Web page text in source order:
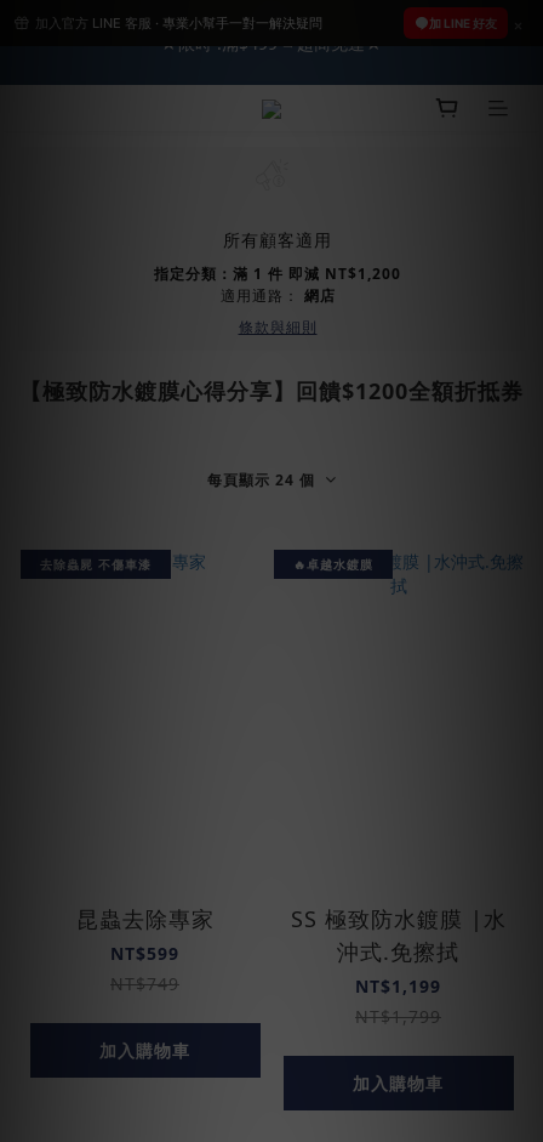
加入官方 LINE 客服 · 專業小幫手一對一解決疑問 加 LINE 好友
2026車友推薦新車鍍膜１００% 成功的秘訣，全靠這組😎　 ( 查
看鍍膜攻略✔ )
★限時 :滿$499 ➨超商免運★
2026車友推薦新車鍍膜１００% 成功的秘訣，全靠這組😎　 ( 查
所有顧客適用
指定分類：滿 1 件 即減 NT$1,200
適用通路： 網店
條款與細則
【極致防水鍍膜心得分享】回饋$1200全額折抵券
每頁顯示 24 個
去除蟲屍 不傷車漆
昆蟲去除專家
NT$599
NT$749
加入購物車
🔥卓越水鍍膜
SS 極致防水鍍膜 |水
沖式.免擦拭
NT$1,199
NT$1,799
加入購物車